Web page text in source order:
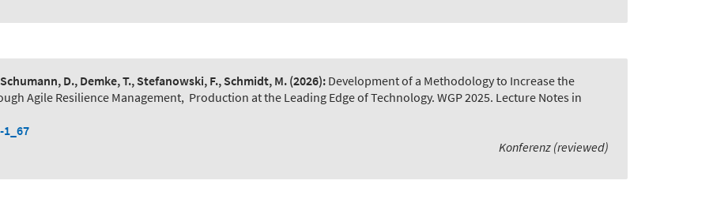
D., Demke, T., Stefanowski, F., Schmidt, M. (2026): Development of a Methodology to Increase the
Agile Resilience Management, Production at the Leading Edge of Technology. WGP 2025. Lecture Notes in
Konferenz (reviewed)